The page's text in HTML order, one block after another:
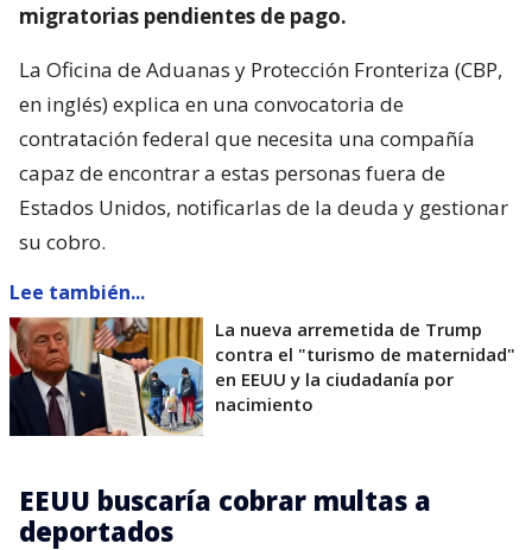
migratorias pendientes de pago.
La Oficina de Aduanas y Protección Fronteriza (CBP,
en inglés) explica en una convocatoria de
contratación federal que necesita una compañía
capaz de encontrar a estas personas fuera de
Estados Unidos, notificarlas de la deuda y gestionar
su cobro.
Lee también...
La nueva arremetida de Trump
contra el "turismo de maternidad"
en EEUU y la ciudadanía por
nacimiento
EEUU buscaría cobrar multas a
deportados